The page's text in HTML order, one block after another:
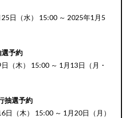
日（水） 15:00 ～ 2025年1月5
選予約
（木） 15:00 ～ 1月13日（月・
抽選予約
（木） 15:00 ～ 1月20日（月）